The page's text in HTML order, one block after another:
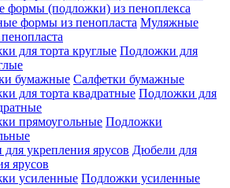
формы (подложки) из пеноплекса
Муляжные
Подложки для
Салфетки бумажные
Подложки для
Подложки
Дюбели для
ярусов
Подложки усиленные